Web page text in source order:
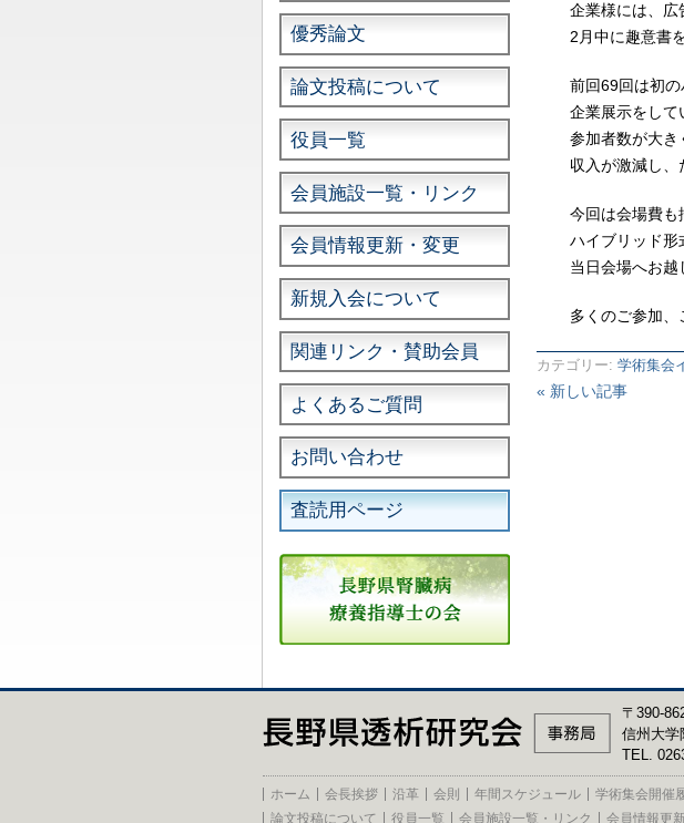
企業様には、広
2月中に趣意書
前回69回は初の
企業展示をして
参加者数が大き
収入が激減し、
今回は会場費も
ハイブリッド形
当日会場へお越
多くのご参加、
カテゴリー: 学術集会
« 新しい記事
優秀論文
論文投稿について
役員一覧
会員施設一覧・リンク
会員情報更新・変更
新規入会について
関連リンク・賛助会員
よくあるご質問
お問い合わせ
査読用ページ
〒390-
信州大学
TEL.
ホーム 会長挨拶 沿革 会則 年間スケジュール 学術集会開催
論文投稿について
役員一覧 会員施設一覧・リンク 会員情報更